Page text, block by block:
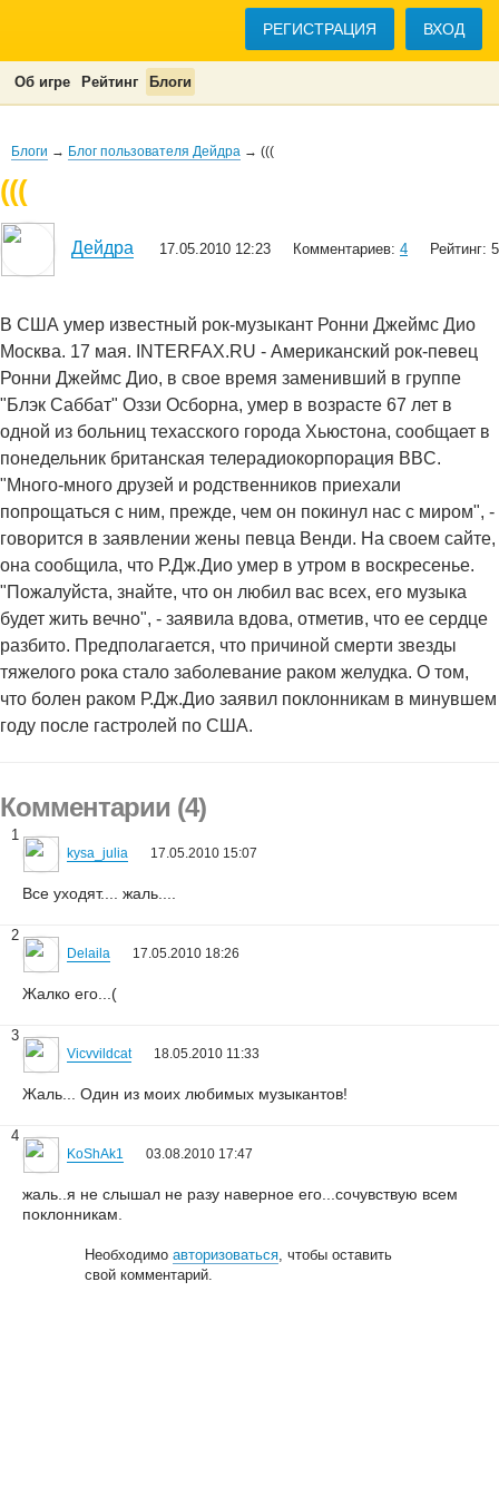
РЕГИСТРАЦИЯ ВХОД
Об игре Рейтинг Блоги
Блоги → Блог пользователя Дейдра → (((
(((
Дейдра 17.05.2010 12:23 Комментариев: 4 Рейтинг: 5
В США умер известный рок-музыкант Ронни Джеймс Дио
Москва. 17 мая. INTERFAX.RU - Американский рок-певец
Ронни Джеймс Дио, в свое время заменивший в группе
"Блэк Саббат" Оззи Осборна, умер в возрасте 67 лет в
одной из больниц техасского города Хьюстона, сообщает в
понедельник британская телерадиокорпорация BBC.
"Много-много друзей и родственников приехали
попрощаться с ним, прежде, чем он покинул нас с миром", -
говорится в заявлении жены певца Венди. На своем сайте,
она сообщила, что Р.Дж.Дио умер в утром в воскресенье.
"Пожалуйста, знайте, что он любил вас всех, его музыка
будет жить вечно", - заявила вдова, отметив, что ее сердце
разбито. Предполагается, что причиной смерти звезды
тяжелого рока стало заболевание раком желудка. О том,
что болен раком Р.Дж.Дио заявил поклонникам в минувшем
году после гастролей по США.
Комментарии (4)
1
kysa_julia 17.05.2010 15:07
Все уходят.... жаль....
2
Delaila 17.05.2010 18:26
Жалко его...(
3
Vicvvildcat 18.05.2010 11:33
Жаль... Один из моих любимых музыкантов!
4
KoShAk1 03.08.2010 17:47
жаль..я не слышал не разу наверное его...сочувствую всем
поклонникам.
Необходимоавторизоваться, чтобы оставить
свой комментарий.